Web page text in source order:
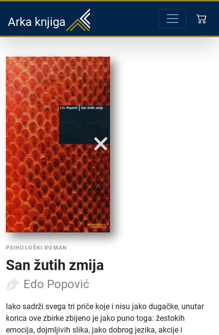
Arka knjiga
PSIHOLOŠKI ROMAN
San žutih zmija
Edo Popović
Iako sadrži svega tri priče koje i nisu jako dugačke, unutar
korica ove zbirke zbijeno je jako puno toga: žestokih
emocija, dojmljivih slika, jako dobrog jezika, akcije i